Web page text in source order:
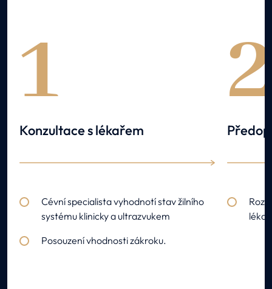
1
Konzultace s lékařem
Cévní specialista vyhodnotí stav žilního
systému klinicky a ultrazvukem
Posouzení vhodnosti zákroku.